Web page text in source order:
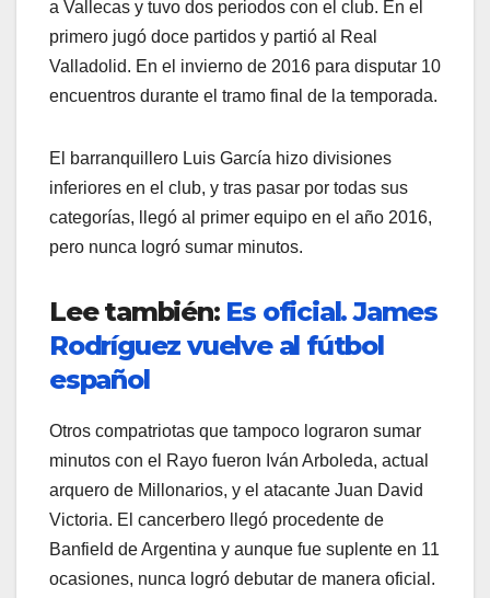
a Vallecas y tuvo dos periodos con el club. En el
primero jugó doce partidos y partió al Real
Valladolid. En el invierno de 2016 para disputar 10
encuentros durante el tramo final de la temporada.
El barranquillero Luis García hizo divisiones
inferiores en el club, y tras pasar por todas sus
categorías, llegó al primer equipo en el año 2016,
pero nunca logró sumar minutos.
Lee también: Es oficial. James
Rodríguez vuelve al fútbol
español
Otros compatriotas que tampoco lograron sumar
minutos con el Rayo fueron Iván Arboleda, actual
arquero de Millonarios, y el atacante Juan David
Victoria. El cancerbero llegó procedente de
Banfield de Argentina y aunque fue suplente en 11
ocasiones, nunca logró debutar de manera oficial.